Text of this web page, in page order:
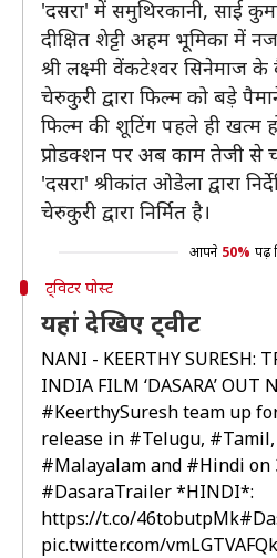
'दसरा' में समुथिरकानी, साई
दीक्षित शेट्टी अहम भूमिका में
श्री लक्ष्मी वेंकटेश्वर सिनेमाज
चेरुकुरी द्वारा फिल्म को बड़े
फिल्म की शूटिंग पहले ही खत्म
प्रोडक्शन पर अब काम तेजी से
'दसरा' श्रीकांत ओडेला द्वारा
चेरुकुरी द्वारा निर्मित है।
आपने 50% पढ़
ट्विटर पोस्ट
यहां देखिए ट्वीट
NANI - KEERTHY SURESH:
INDIA FILM ‘DASARA’ OUT
#KeerthySureshteam up
release in #Telugu, #Tamil,
#Malayalamand #Hindi on
#DasaraTrailer*HINDI*:
https://t.co/46tobutpMk
pic.twitter.com/vmLGTVAFQk